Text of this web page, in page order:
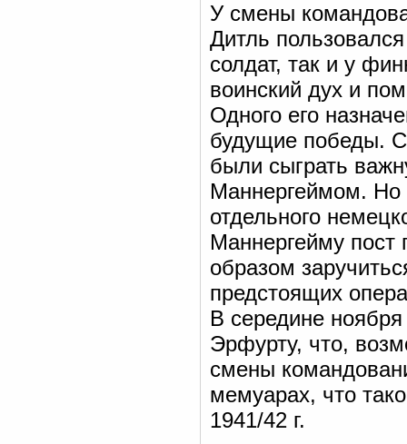
У смены
Дитль
солдат, так и у
воинский дух и
Одного его
будущие победы.
были сыграть
Маннергеймом.
отдельного
Маннергейму
образом
предстоящих
В середине
Эрфурту, что,
смены
мемуарах, что
1941/42 г.